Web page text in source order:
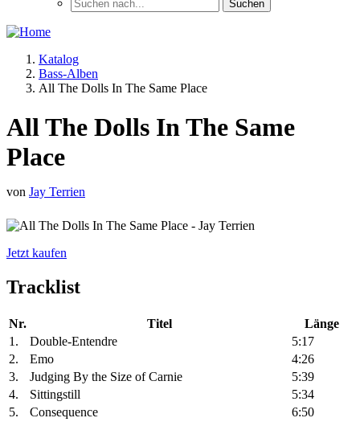
Katalog
Bass-Alben
All The Dolls In The Same Place
All The Dolls In The Same
Place
von Jay Terrien
Jetzt kaufen
Tracklist
Nr. Titel
Länge
1.
Double-Entendre
5:17
2.
Emo
4:26
3.
Judging By the Size of Carnie
5:39
4.
Sittingstill
5:34
5.
Consequence
6:50